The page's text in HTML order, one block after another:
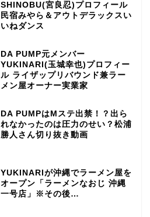
SHINOBU(宮良忍)プロフィール
民宿みやら＆アウトデラックスい
いねダンス
DA PUMP元メンバー
YUKINARI(玉城幸也)プロフィー
ル ライザップリバウンド兼ラー
メン屋オーナー実業家
DA PUMPはMステ出禁！？出ら
れなかったのは圧力のせい？松浦
勝人さん切り抜き動画
YUKINARIが沖縄でラーメン屋を
オープン「ラーメンなおじ 沖縄
一号店」※その後…